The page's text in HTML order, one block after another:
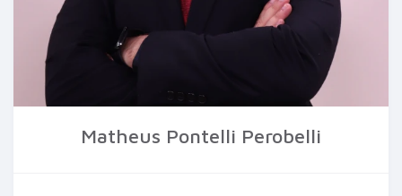
Matheus Pontelli Perobelli